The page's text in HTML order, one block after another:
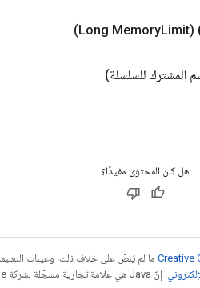
(Long Memory
Limit)
المشترك للسلسلة)
هل كان المحتوى مفيدًا؟
ما لم يُنصّ على خلاف ذلك، وعينات